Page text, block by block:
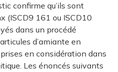
confirme qu’ils sont
(ISCD9 161 ou ISCD10
dans un procédé
d’amiante en
en considération dans
Les énoncés suivants